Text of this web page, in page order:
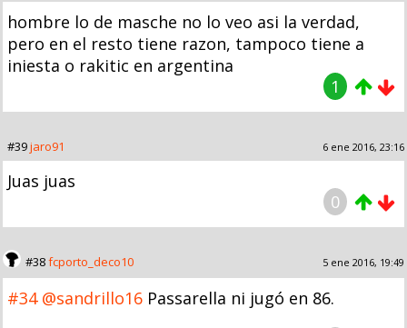
hombre lo de masche no lo veo asi la verdad,
pero en el resto tiene razon, tampoco tiene a
iniesta o rakitic en argentina
1
#39jaro91 6 ene 2016, 23:16
Juas juas
0
#38fcporto_deco10 5 ene 2016, 19:49
#34 @sandrillo16 Passarella ni jugó en 86.